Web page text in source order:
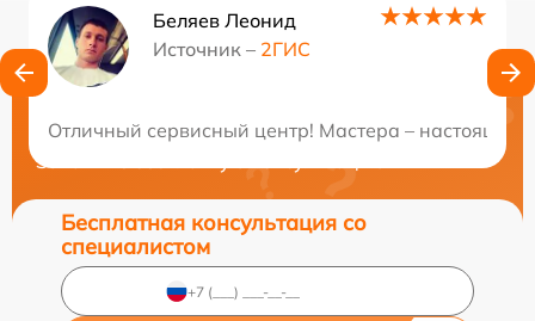
Беляев Леонид
Источник – 2ГИС
Отличный сервисный центр! Мастера –
Нужна консультация?
Закажите бесплатную консультацию
Бесплатная консультация со
специалистом